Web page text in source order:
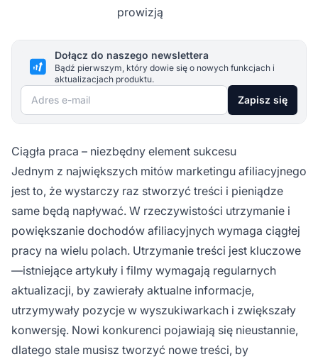
prowizją
Dołącz do naszego newslettera
Bądź pierwszym, który dowie się o nowych funkcjach i
aktualizacjach produktu.
Adres e-mail Zapisz się
Ciągła praca – niezbędny element sukcesu
Jednym z największych mitów marketingu afiliacyjnego
jest to, że wystarczy raz stworzyć treści i pieniądze
same będą napływać. W rzeczywistości utrzymanie i
powiększanie dochodów afiliacyjnych wymaga ciągłej
pracy na wielu polach. Utrzymanie treści jest kluczowe
—istniejące artykuły i filmy wymagają regularnych
aktualizacji, by zawierały aktualne informacje,
utrzymywały pozycje w wyszukiwarkach i zwiększały
konwersję. Nowi konkurenci pojawiają się nieustannie,
dlatego stale musisz tworzyć nowe treści, by